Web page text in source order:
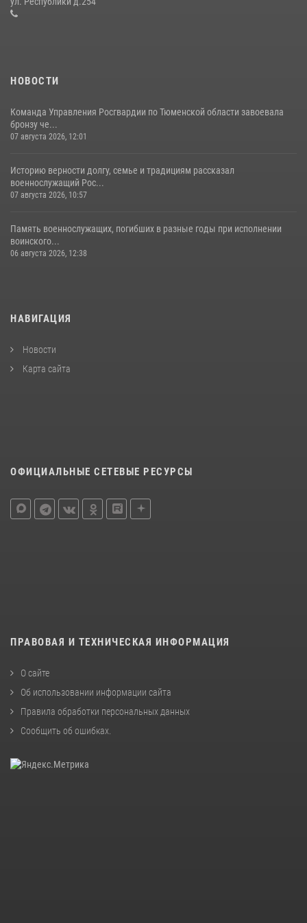
16 июля 2026, 10:42
НОВОСТИ
Команда Управления Росгвардии по Тюменской области завоевала
бронзу че...
07 августа 2026, 12:01
Историю верности долгу, семье и традициям рассказал
военнослужащий Рос...
07 августа 2026, 10:57
Память военнослужащих, погибших в разные годы при исполнении
воинского...
06 августа 2026, 12:38
НАВИГАЦИЯ
Новости
Карта сайта
ОФИЦИАЛЬНЫЕ СЕТЕВЫЕ РЕСУРСЫ
ПРАВОВАЯ И ТЕХНИЧЕСКАЯ ИНФОРМАЦИЯ
О сайте
Об использовании информации сайта
Правила обработки персональных данных
Сообщить об ошибках